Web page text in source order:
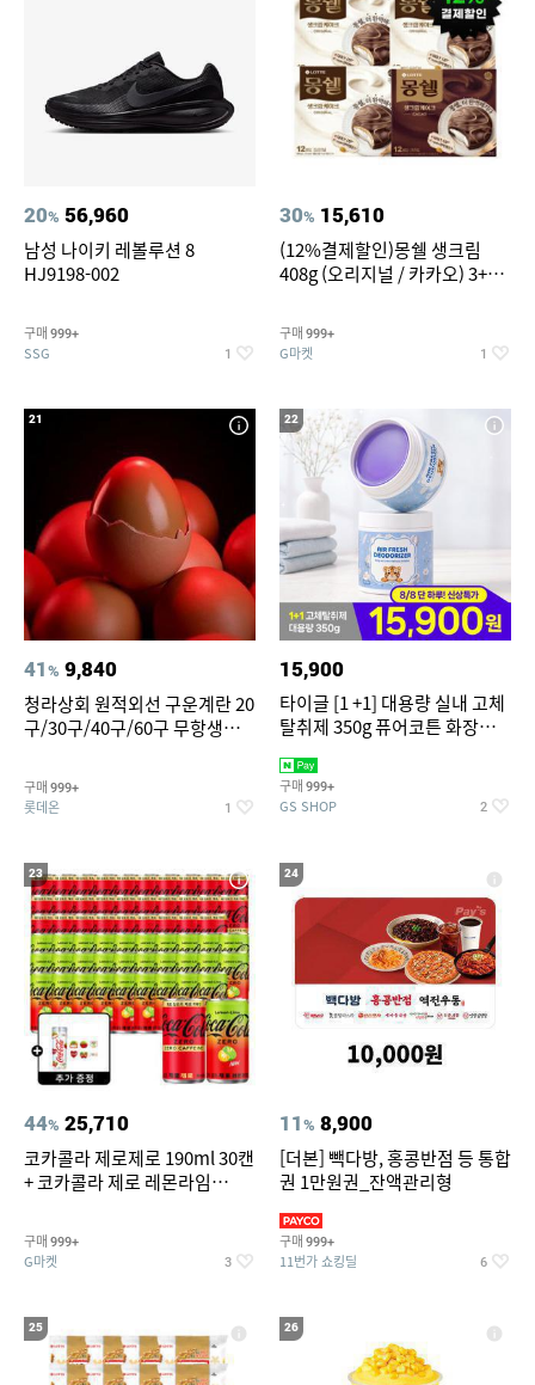
20% 56,960
남성 나이키 레볼루션 8
HJ9198-002
구매 999+
SSG 1
30% 15,610
(12%결제할인)몽쉘 생크림
408g (오리지널 / 카카오) 3+1
구매 999+
G마켓 1
21
41% 9,840
청라상회 원적외선 구운계란 20
구/30구/40구/60구 무항생제
구매 999+
롯데온 1
22
15,900
타이글 [1 +1] 대용량 실내 고체
탈취제 350g 퓨어코튼 화장실
구매 999+
GS SHOP 2
23
44% 25,710
코카콜라 제로제로 190ml 30캔
+ 코카콜라 제로 레몬라임
티커 세트
구매 999+
G마켓 3
24
11% 8,900
[더본] 빽다방, 홍콩반점 등 통합
권 1만원권_잔액관리형
구매 999+
11번가 쇼킹딜 6
25 26